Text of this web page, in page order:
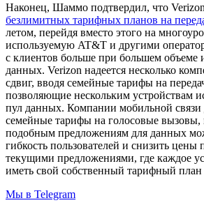
Наконец, Шаммо подтвердил, что Verizon
безлимитных тарифных планов на
летом, перейдя вместо этого на
используемую AT&T и другими
с клиентов больше при большем объеме
данных. Verizon надеется несколько
сдвиг, вводя семейные тарифы на
позволяющие нескольким устройствам
пул данных. Компании мобильной связи
семейные тарифы на голосовые вызовы,
подобным предложениям для данных
гибкость пользователей и снизить цены
текущими предложениями, где каждое
иметь свой собственный тарифный план
Мы в Telegram